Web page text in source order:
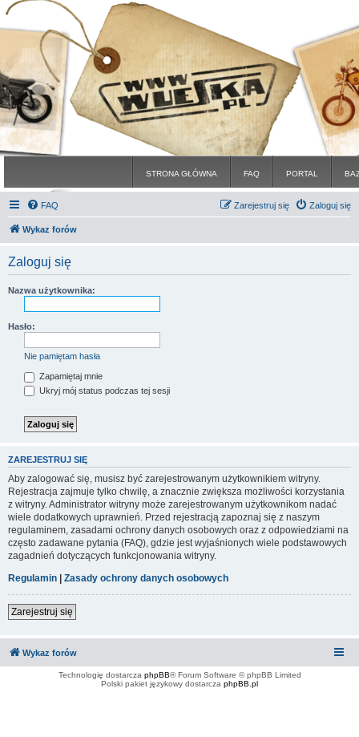
STRONA GŁÓWNA FAQ PORTAL
FAQ Zaloguj się
Zarejestruj się
Wykaz forów
Zaloguj się
Nazwa użytkownika:
Hasło:
Nie pamiętam hasła
Zapamiętaj mnie
Ukryj mój status podczas tej sesji
ZAREJESTRUJ SIĘ
Aby zalogować się, musisz być zarejestrowanym użytkownikiem witryny.
Rejestracja zajmuje tylko chwilę, a znacznie zwiększa możliwości korzystania
z witryny. Administrator witryny może zarejestrowanym użytkownikom nadać
wiele dodatkowych uprawnień. Przed rejestracją zapoznaj się z naszym
regulaminem, zasadami ochrony danych osobowych oraz z odpowiedziami na
często zadawane pytania (FAQ), gdzie jest wyjaśnionych wiele podstawowych
zagadnień dotyczących funkcjonowania witryny.
Regulamin | Zasady ochrony danych osobowych
Zarejestruj się
Wykaz forów
Technologię dostarcza phpBB® Forum Software © phpBB Limited
Polski pakiet językowy dostarcza phpBB.pl